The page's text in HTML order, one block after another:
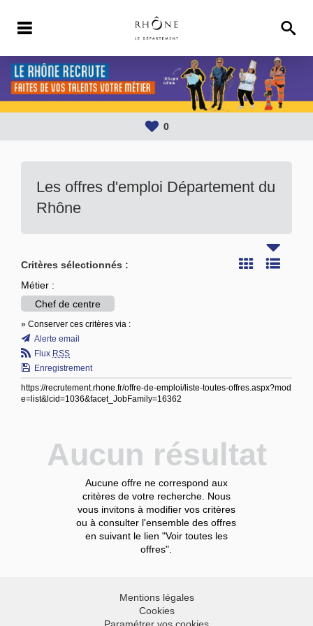
0
Les offres d'emploi Département du
Rhône
Critères sélectionnés :
Métier :
Chef de centre
» Conserver ces critères via :
Alerte email
Flux RSS
Enregistrement
https://recrutement.rhone.fr/offre-de-emploi/liste-toutes-offres.aspx?mod
e=list&lcid=1036&facet_JobFamily=16362
Aucun résultat
Aucune offre ne correspond aux
critères de votre recherche. Nous
vous invitons à modifier vos critères
ou à consulter l'ensemble des offres
en suivant le lien "Voir toutes les
offres".
Mentions légales
Cookies